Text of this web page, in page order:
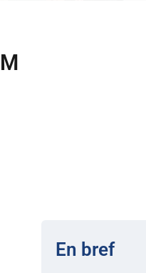
En bref